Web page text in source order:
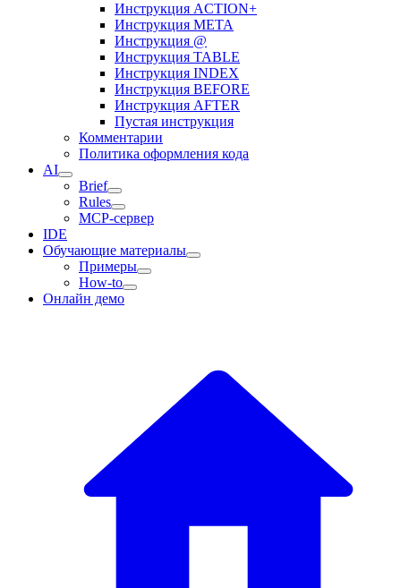
Инструкция ACTION+
Инструкция META
Инструкция @
Инструкция TABLE
Инструкция INDEX
Инструкция BEFORE
Инструкция AFTER
Пустая инструкция
Комментарии
Политика оформления кода
AI
Brief
Rules
MCP-сервер
IDE
Обучающие материалы
Примеры
How-to
Онлайн демо